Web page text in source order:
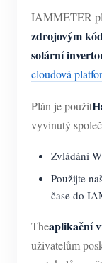
IAMMETER
zdrojovým
solární
cloudová
Plán je použít
vyvinutý
Zvládání
Použijte
čase do
Theaplikační
uživatelům